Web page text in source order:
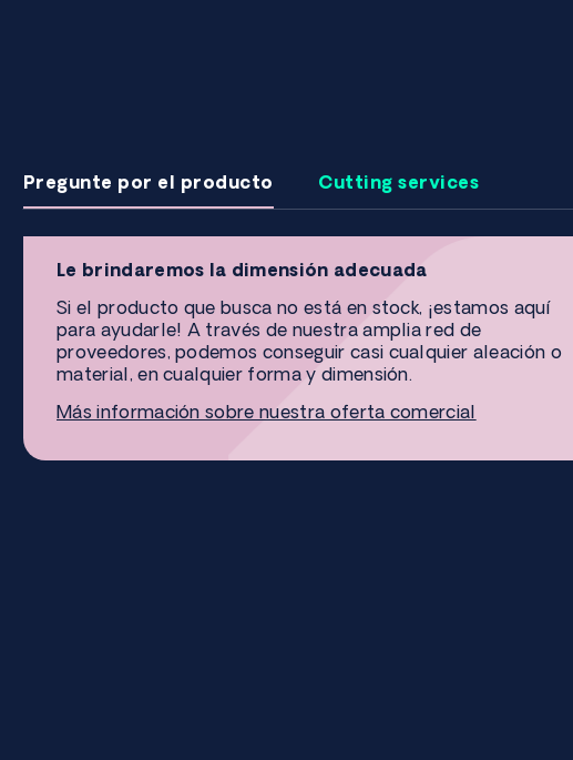
Pregunte por el producto Cutting services
Le brindaremos la dimensión adecuada
Si el producto que busca no está en stock, ¡estamos aquí
para ayudarle! A través de nuestra amplia red de
proveedores, podemos conseguir casi cualquier aleación o
material, en cualquier forma y dimensión.
Más información sobre nuestra oferta comercial